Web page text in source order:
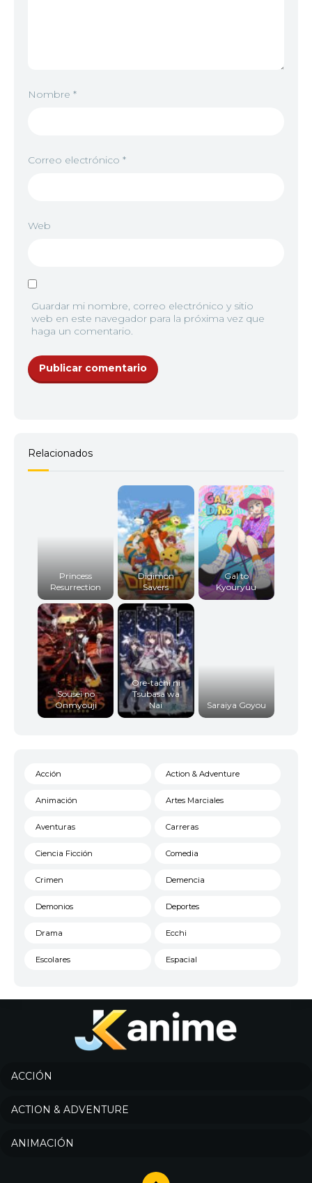
Nombre *
Correo electrónico *
Web
Guardar mi nombre, correo electrónico y sitio
web en este navegador para la próxima vez que
haga un comentario.
Relacionados
Princess
Resurrection
Digimon
Savers
Gal to
Kyouryuu
Sousei no
Onmyouji
Ore-tachi ni
Tsubasa wa
Nai
Saraiya Goyou
Acción Action & Adventure
Animación Artes Marciales
Aventuras Carreras
Ciencia Ficción Comedia
Crimen Demencia
Demonios Deportes
Drama Ecchi
Escolares Espacial
Historico
Josei
Música
ACCIÓN
ACTION & ADVENTURE
ANIMACIÓN